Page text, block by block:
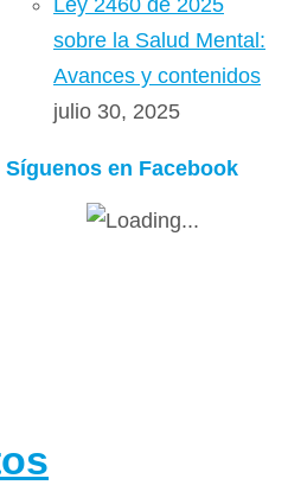
Ley 2460 de 2025
sobre la Salud Mental:
Avances y contenidos
julio 30, 2025
Síguenos en Facebook